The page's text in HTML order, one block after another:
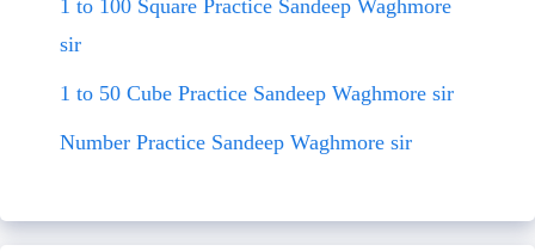
1 to 100 Square Practice Sandeep Waghmore
sir
1 to 50 Cube Practice Sandeep Waghmore sir
Number Practice Sandeep Waghmore sir